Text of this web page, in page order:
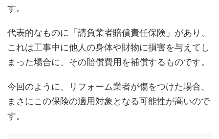
す。
代表的なものに「請負業者賠償責任保険」があり、
これは工事中に他人の身体や財物に損害を与えてし
まった場合に、その賠償費用を補償するものです。
今回のように、リフォーム業者が傷をつけた場合、
まさにこの保険の適用対象となる可能性が高いので
す。